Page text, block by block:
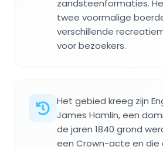
zandsteenformaties.
twee voormalige
verschillende
voor bezoekers.
Het gebied kreeg zijn
James Hamlin, een
de jaren 1840 grond
een Crown-acte en die